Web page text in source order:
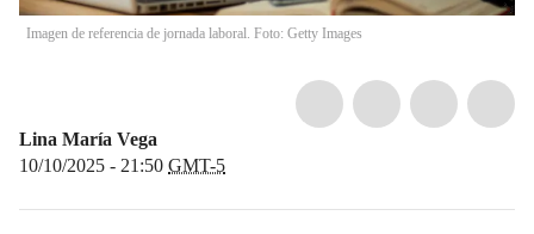
Imagen de referencia de jornada laboral. Foto: Getty Images
Lina María Vega
10/10/2025 - 21:50 GMT-5